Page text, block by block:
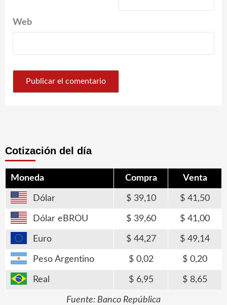
Web
Cotización del día
Moneda Compra Venta
Dólar 39,10 41,50
Dólar eBROU 39,60 41,00
Euro 44,27 49,14
Peso Argentino 0,02 0,20
Real 6,95 8,65
Fuente: Banco República